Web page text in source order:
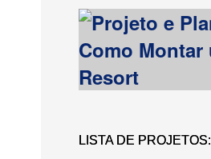
LISTA DE PROJETOS: